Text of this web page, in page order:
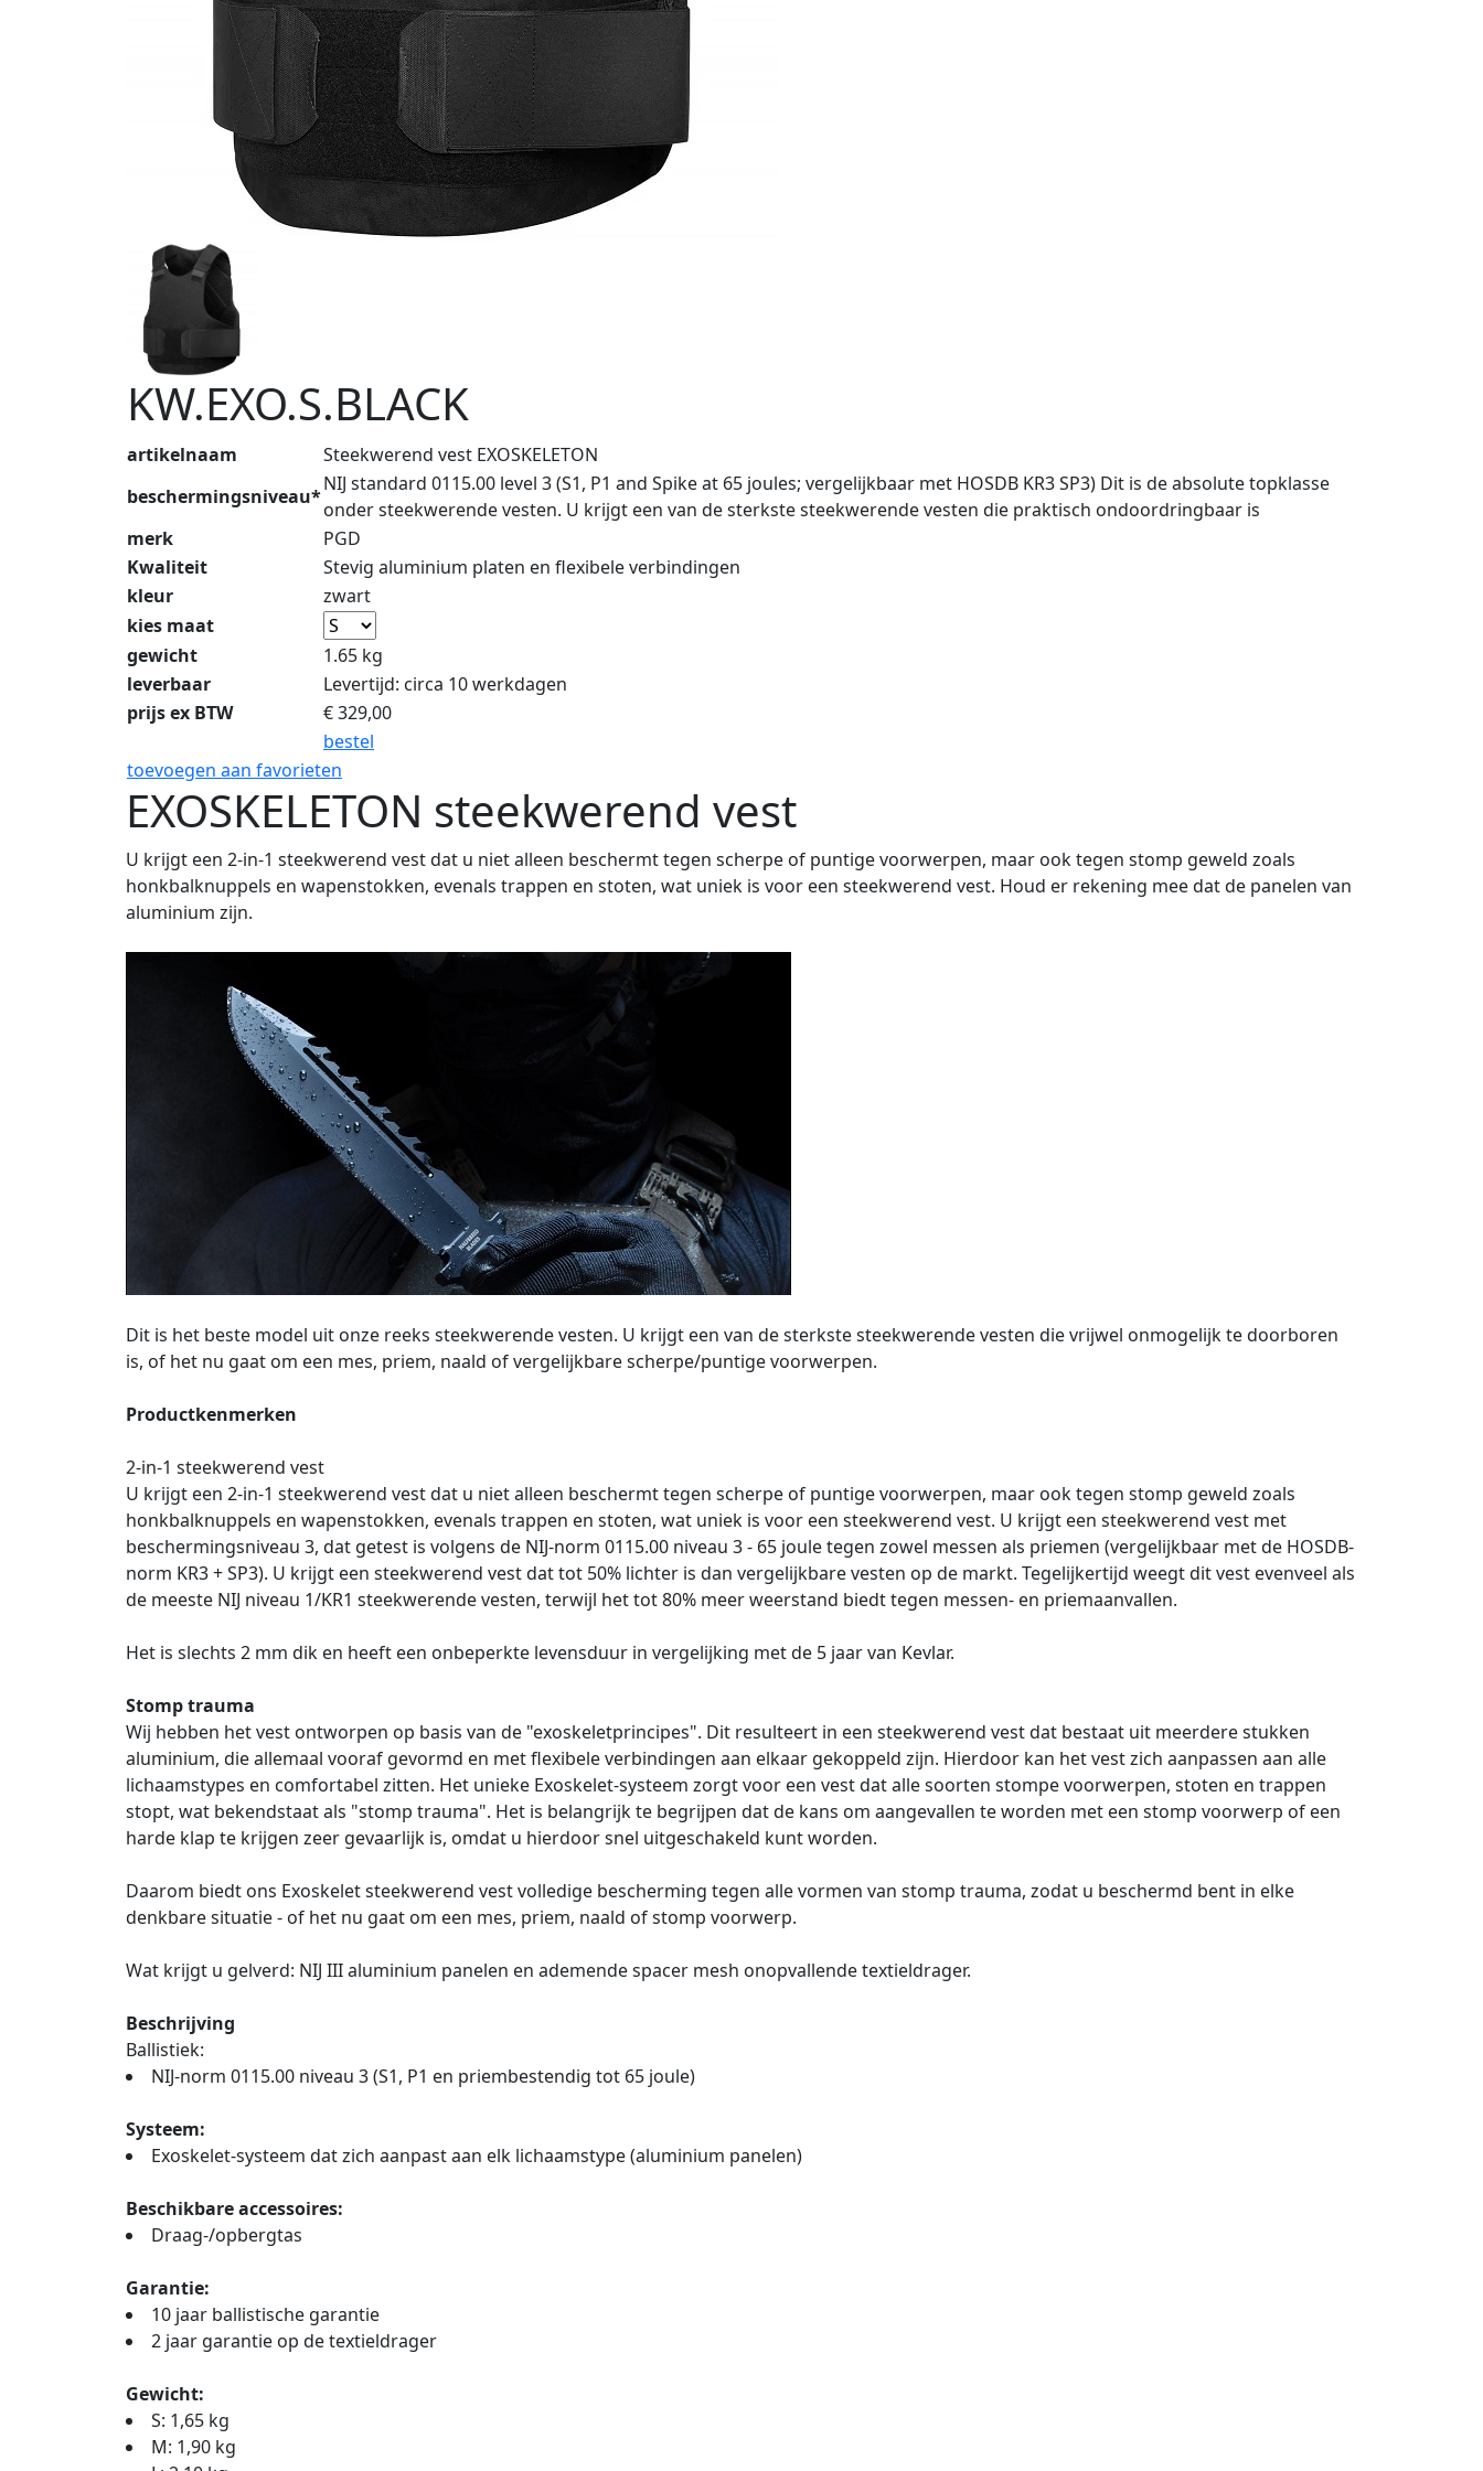
KW.EXO.S.BLACK
artikelnaam
Steekwerend vest EXOSKELETON
beschermingsniveau*
NIJ standard 0115.00 level 3 (S1, P1 and Spike at 65 joules; vergelijkbaar met HOSDB KR3 SP3) Dit is de absolute topklasse
onder steekwerende vesten. U krijgt een van de sterkste steekwerende vesten die praktisch ondoordringbaar is
merk
PGD
Kwaliteit
Stevig aluminium platen en flexibele verbindingen
kleur
zwart
kies maat
gewicht
1.65 kg
leverbaar
Levertijd: circa 10 werkdagen
prijs ex BTW
€329,00
bestel
toevoegen aan favorieten
EXOSKELETON steekwerend vest
U krijgt een 2-in-1 steekwerend vest dat u niet alleen beschermt tegen scherpe of puntige voorwerpen, maar ook tegen stomp geweld zoals
honkbalknuppels en wapenstokken, evenals trappen en stoten, wat uniek is voor een steekwerend vest. Houd er rekening mee dat de panelen van
aluminium zijn.
Dit is het beste model uit onze reeks steekwerende vesten. U krijgt een van de sterkste steekwerende vesten die vrijwel onmogelijk te doorboren
is, of het nu gaat om een mes, priem, naald of vergelijkbare scherpe/puntige voorwerpen.
Productkenmerken
2-in-1 steekwerend vest
U krijgt een 2-in-1 steekwerend vest dat u niet alleen beschermt tegen scherpe of puntige voorwerpen, maar ook tegen stomp geweld zoals
honkbalknuppels en wapenstokken, evenals trappen en stoten, wat uniek is voor een steekwerend vest. U krijgt een steekwerend vest met
beschermingsniveau 3, dat getest is volgens de NIJ-norm 0115.00 niveau 3 - 65 joule tegen zowel messen als priemen (vergelijkbaar met de HOSDB-
norm KR3 + SP3). U krijgt een steekwerend vest dat tot 50% lichter is dan vergelijkbare vesten op de markt. Tegelijkertijd weegt dit vest evenveel als
de meeste NIJ niveau 1/KR1 steekwerende vesten, terwijl het tot 80% meer weerstand biedt tegen messen- en priemaanvallen.
Het is slechts 2 mm dik en heeft een onbeperkte levensduur in vergelijking met de 5 jaar van Kevlar.
Stomp trauma
Wij hebben het vest ontworpen op basis van de "exoskeletprincipes". Dit resulteert in een steekwerend vest dat bestaat uit meerdere stukken
aluminium, die allemaal vooraf gevormd en met flexibele verbindingen aan elkaar gekoppeld zijn. Hierdoor kan het vest zich aanpassen aan alle
lichaamstypes en comfortabel zitten. Het unieke Exoskelet-systeem zorgt voor een vest dat alle soorten stompe voorwerpen, stoten en trappen
stopt, wat bekendstaat als "stomp trauma". Het is belangrijk te begrijpen dat de kans om aangevallen te worden met een stomp voorwerp of een
harde klap te krijgen zeer gevaarlijk is, omdat u hierdoor snel uitgeschakeld kunt worden.
Daarom biedt ons Exoskelet steekwerend vest volledige bescherming tegen alle vormen van stomp trauma, zodat u beschermd bent in elke
denkbare situatie - of het nu gaat om een mes, priem, naald of stomp voorwerp.
Wat krijgt u gelverd: NIJ III aluminium panelen en ademende spacer mesh onopvallende textieldrager.
Beschrijving
Ballistiek:
NIJ-norm 0115.00 niveau 3 (S1, P1 en priembestendig tot 65 joule)
Systeem:
Exoskelet-systeem dat zich aanpast aan elk lichaamstype (aluminium panelen)
Beschikbare accessoires:
Draag-/opbergtas
Garantie:
10 jaar ballistische garantie
2 jaar garantie op de textieldrager
Gewicht:
S: 1,65 kg
M: 1,90 kg